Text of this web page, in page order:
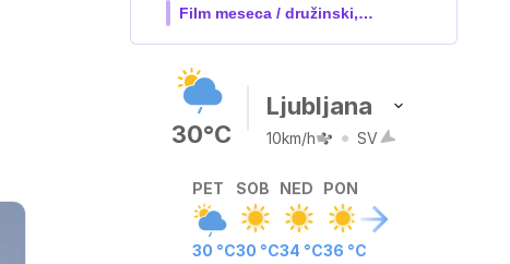
V živo na VOYO: sreda ob 20.30
30°C
Ljubljana
10km/h SV
PET
30 °C
SOB
30 °C
NED
34 °C
PON
36 °C